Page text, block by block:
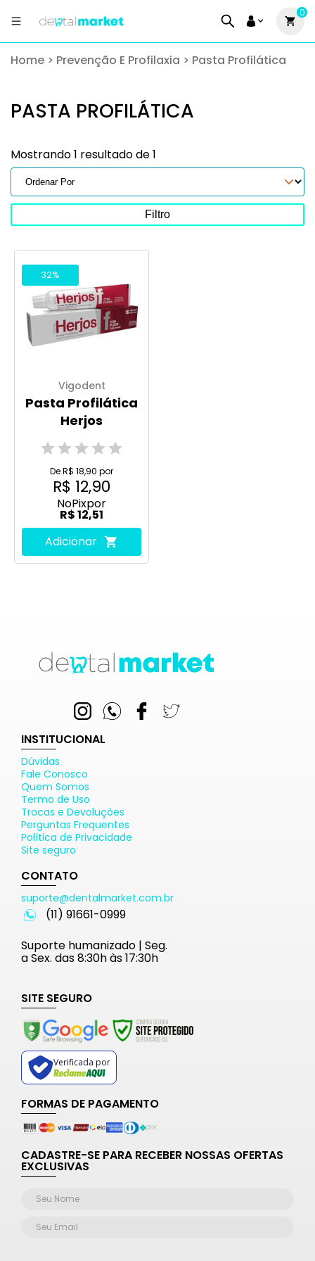
0
Home > Prevenção E Profilaxia > Pasta Profilática
PASTA PROFILÁTICA
Mostrando 1 resultado de 1
Filtro
32%
Vigodent
Pasta Profilática
Herjos
De R$ 18,90 por
R$ 12,90
NoPixpor
R$ 12,51
Adicionar
INSTITUCIONAL
Dúvidas
Fale Conosco
Quem Somos
Termo de Uso
Trocas e Devoluções
Perguntas Frequentes
Política de Privacidade
Site seguro
CONTATO
suporte@dentalmarket.com.br
(11) 91661-0999
Suporte humanizado | Seg.
a Sex. das 8:30h às 17:30h
SITE SEGURO
Verificada por
FORMAS DE PAGAMENTO
CADASTRE-SE PARA RECEBER NOSSAS OFERTAS
EXCLUSIVAS